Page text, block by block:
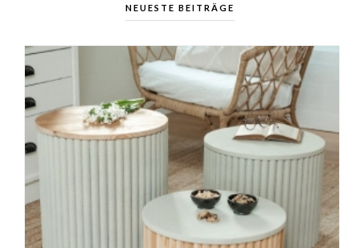
NEUESTE BEITRÄGE